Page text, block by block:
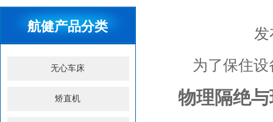
航健产品分类
无心车床
矫直机
发
为了保住
物理隔绝